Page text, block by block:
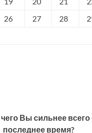
26 27 28
Вы сильнее
последнее время?